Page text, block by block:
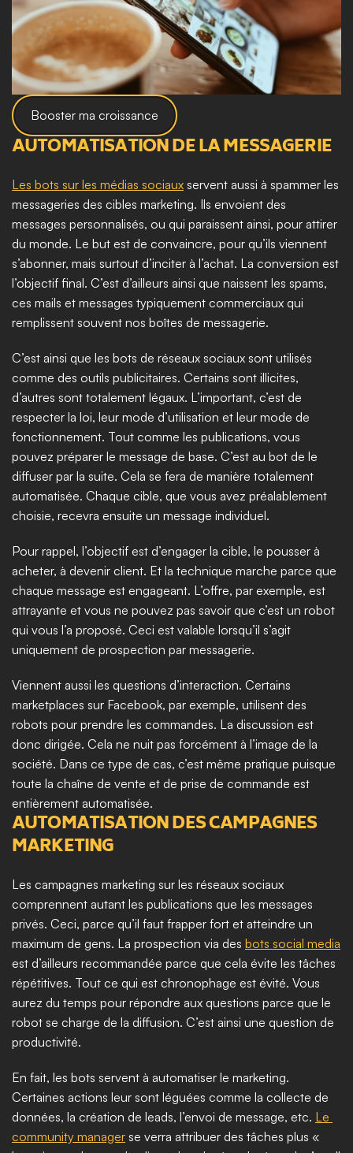
Booster ma croissance
AUTOMATISATION DE LA MESSAGERIE
Les bots sur les médias sociaux servent aussi à spammer les
messageries des cibles marketing. Ils envoient des
messages personnalisés, ou qui paraissent ainsi, pour attirer
du monde. Le but est de convaincre, pour qu’ils viennent
s’abonner, mais surtout d’inciter à l’achat. La conversion est
l’objectif final. C’est d’ailleurs ainsi que naissent les spams,
ces mails et messages typiquement commerciaux qui
remplissent souvent nos boîtes de messagerie. ​
C’est ainsi que les bots de réseaux sociaux sont utilisés
comme des outils publicitaires. Certains sont illicites,
d’autres sont totalement légaux. L’important, c’est de
respecter la loi, leur mode d’utilisation et leur mode de
fonctionnement. Tout comme les publications, vous
pouvez préparer le message de base. C’est au bot de le
diffuser par la suite. Cela se fera de manière totalement
automatisée. Chaque cible, que vous avez préalablement
choisie, recevra ensuite un message individuel.
Pour rappel, l’objectif est d’engager la cible, le pousser à
acheter, à devenir client. Et la technique marche parce que
chaque message est engageant. L’offre, par exemple, est
attrayante et vous ne pouvez pas savoir que c’est un robot
qui vous l’a proposé. Ceci est valable lorsqu’il s’agit
uniquement de prospection par messagerie.
Viennent aussi les questions d’interaction. Certains
marketplaces sur Facebook, par exemple, utilisent des
robots pour prendre les commandes. La discussion est
donc dirigée. Cela ne nuit pas forcément à l’image de la
société. Dans ce type de cas, c’est même pratique puisque
toute la chaîne de vente et de prise de commande est
entièrement automatisée.
AUTOMATISATION DES CAMPAGNES
MARKETING
Les campagnes marketing sur les réseaux sociaux
comprennent autant les publications que les messages
privés. Ceci, parce qu’il faut frapper fort et atteindre un
maximum de gens. La prospection via des bots social media
est d’ailleurs recommandée parce que cela évite les tâches
répétitives. Tout ce qui est chronophage est évité. Vous
aurez du temps pour répondre aux questions parce que le
robot se charge de la diffusion. C’est ainsi une question de
productivité.
En fait, les bots servent à automatiser le marketing.
Certaines actions leur sont léguées comme la collecte de
données, la création de leads, l’envoi de message, etc. Le
community manager se verra attribuer des tâches plus «